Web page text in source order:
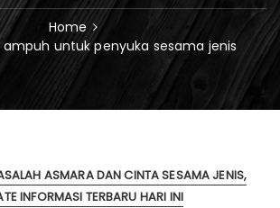
Home
untuk penyuka sesama jenis
ASMARA DAN CINTA SESAMA JENIS
INFORMASI TERBARU HARI INI